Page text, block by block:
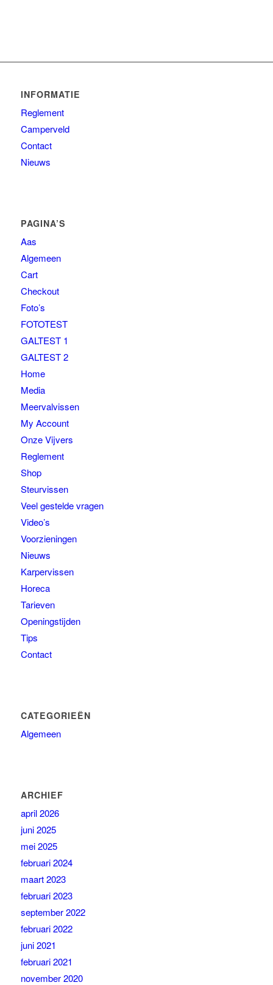
INFORMATIE
Reglement
Camperveld
Contact
Nieuws
PAGINA’S
Aas
Algemeen
Cart
Checkout
Foto’s
FOTOTEST
GALTEST 1
GALTEST 2
Home
Media
Meervalvissen
My Account
Onze Vijvers
Reglement
Shop
Steurvissen
Veel gestelde vragen
Video’s
Voorzieningen
Nieuws
Karpervissen
Horeca
Tarieven
Openingstijden
Tips
Contact
CATEGORIEËN
Algemeen
ARCHIEF
april 2026
juni 2025
mei 2025
februari 2024
maart 2023
februari 2023
september 2022
februari 2022
juni 2021
februari 2021
november 2020